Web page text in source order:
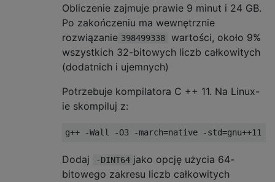
Obliczenie zajmuje prawie 9 minut i 24 GB.
Po zakończeniu ma wewnętrznie
rozwiązanie 398499338
wartości, około 9%
wszystkich 32-bitowych liczb całkowitych
(dodatnich i ujemnych)
Potrzebuje kompilatora C ++ 11. Na Linux-
ie skompiluj z:
Dodaj -DINT64 jako opcję użycia 64-
bitowego zakresu liczb całkowitych